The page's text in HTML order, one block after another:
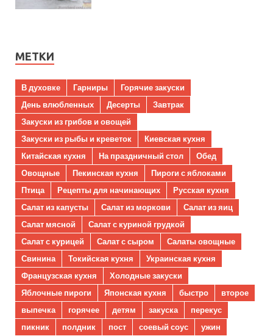
МЕТКИ
В духовке Гарниры
Горячие закуски
День влюбленных
Десерты
Завтрак
Закуски из грибов и овощей
Закуски из рыбы и креветок
Киевская кухня
Китайская кухня
На праздничный стол
Обед
Овощные
Пекинская кухня
Пироги с яблоками
Птица
Рецепты для начинающих
Русская кухня
Салат из капусты
Салат из моркови
Салат из яиц
Салат мясной
Салат с куриной грудкой
Салат с курицей
Салат с сыром
Салаты овощные
Свинина
Токийская кухня
Украинская кухня
Французская кухня
Холодные закуски
Яблочные пироги
Японская кухня быстро
второе
выпечка
горячее детям закуска
перекус
пикник
полдник пост соевый соус ужин